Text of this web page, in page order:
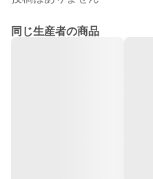
同じ生産者の商品